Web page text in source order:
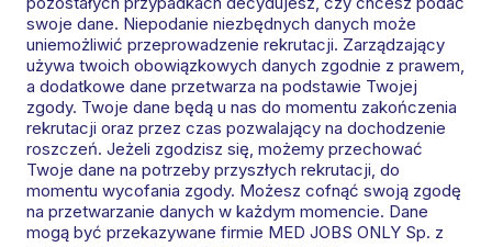
swoje dane. Niepodanie niezbędnych danych może
uniemożliwić przeprowadzenie rekrutacji. Zarządzający
używa twoich obowiązkowych danych zgodnie z prawem,
a dodatkowe dane przetwarza na podstawie Twojej
zgody. Twoje dane będą u nas do momentu zakończenia
rekrutacji oraz przez czas pozwalający na dochodzenie
roszczeń. Jeżeli zgodzisz się, możemy przechować
Twoje dane na potrzeby przyszłych rekrutacji, do
momentu wycofania zgody. Możesz cofnąć swoją zgodę
na przetwarzanie danych w każdym momencie. Dane
mogą być przekazywane firmie MED JOBS ONLY Sp. z